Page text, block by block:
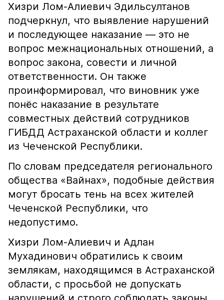
Хизри Лом-Алиевич Эдильсултанов
подчеркнул, что выявление нарушений
и последующее наказание — это не
вопрос межнациональных отношений, а
вопрос закона, совести и личной
ответственности. Он также
проинформировал, что виновник уже
понёс наказание в результате
совместных действий сотрудников
ГИБДД Астраханской области и коллег
из Чеченской Республики.
По словам председателя регионального
общества «Вайнах», подобные действия
могут бросать тень на всех жителей
Чеченской Республики, что
недопустимо.
Хизри Лом-Алиевич и Адлан
Мухадинович обратились к своим
землякам, находящимся в Астраханской
области, с просьбой не допускать